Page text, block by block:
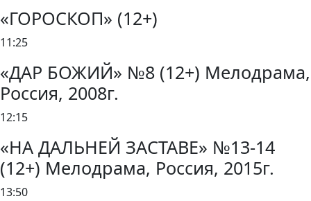
«ГОРОСКОП» (12+)
11:25
«ДАР БОЖИЙ» №8 (12+) Мелодрама,
Россия, 2008г.
12:15
«НА ДАЛЬНЕЙ ЗАСТАВЕ» №13-14
(12+) Мелодрама, Россия, 2015г.
13:50